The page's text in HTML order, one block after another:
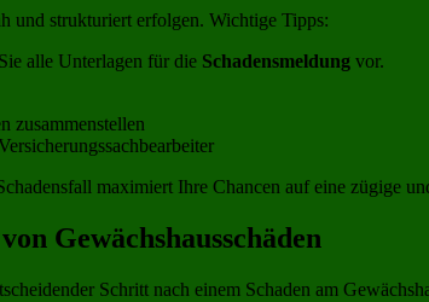
und strukturiert erfolgen. Wichtige Tipps:
alle Unterlagen für die Schadensmeldung vor.
zusammenstellen
maximiert Ihre Chancen auf eine zügige
Gewächshausschäden
Schritt nach einem Schaden am